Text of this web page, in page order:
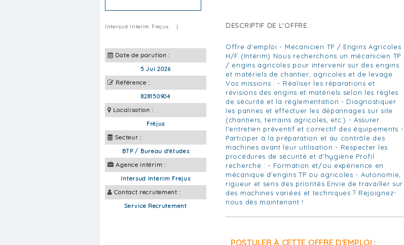
Intersud Interim Frejus |
Date de parution :
5 Jui 2026
Référence :
828150904
Localisation :
Fréjus
Secteur :
BTP / Bureau d'études
Agence intérim :
Intersud Interim Frejus
Contact recrutement :
Service Recrutement
DESCRIPTIF DE L'OFFRE :
Offre d'emploi - Mécanicien TP / Engins Agricoles
H/F (Intérim) Nous recherchons un mécanicien TP
/ engins agricoles pour intervenir sur des engins
et matériels de chantier, agricoles et de levage.
Vos missions : - Réaliser les réparations et
révisions des engins et matériels selon les règles
de sécurité et la réglementation - Diagnostiquer
les pannes et effectuer les dépannages sur site
(chantiers, terrains agricoles, etc.) - Assurer
l'entretien préventif et correctif des équipements -
Participer à la préparation et au contrôle des
machines avant leur utilisation - Respecter les
procédures de sécurité et d'hygiène Profil
recherché : - Formation et/ou expérience en
mécanique d'engins TP ou agricoles - Autonomie,
rigueur et sens des priorités Envie de travailler sur
des machines variées et techniques ? Rejoignez-
nous dès maintenant !
POSTULER À CETTE OFFRE D'EMPLOI :